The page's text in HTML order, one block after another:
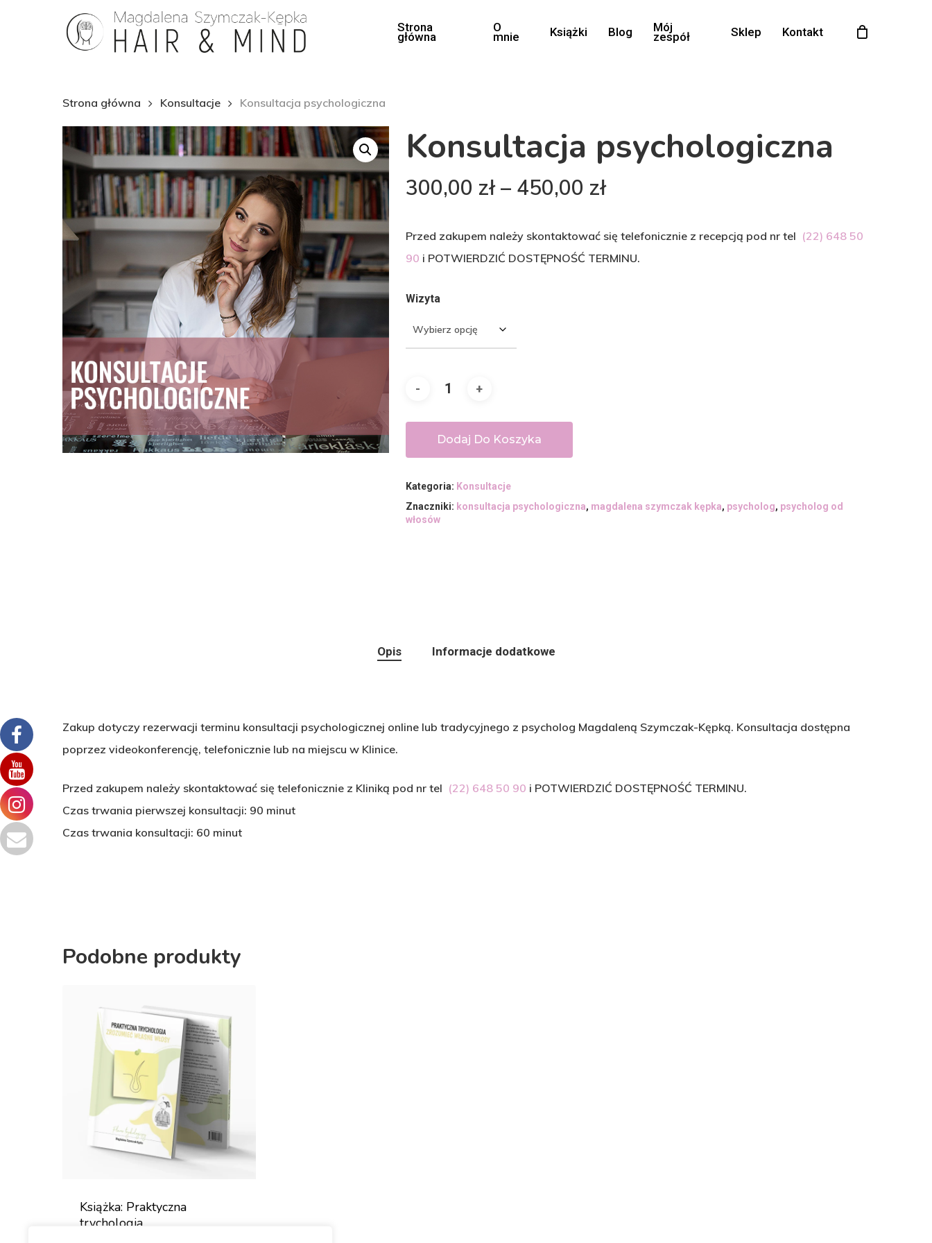
Strona
główna
O
mnie Książki Blog Mój
zespół Sklep Kontakt
Strona główna Konsultacje Konsultacja psychologiczna
Konsultacja psychologiczna
300,00 zł – 450,00 złZakres
od
300,00 zł
do
Przed zakupem należy skontaktować się telefonicznie z recepcją pod nr tel (22) 648 50
90 i POTWIERDZIĆ DOSTĘPNOŚĆ TERMINU.
Wizyta
Dodaj Do Koszyka
Kategoria: Konsultacje
Znaczniki: konsultacja psychologiczna, magdalena szymczak kępka, psycholog, psycholog od
włosów
Opis Informacje dodatkowe
Zakup dotyczy rezerwacji terminu konsultacji psychologicznej online lub tradycyjnego z psycholog Magdaleną Szymczak-Kępką. Konsultacja dostępna
poprzez videokonferencję, telefonicznie lub na miejscu w Klinice.
Przed zakupem należy skontaktować się telefonicznie z Kliniką pod nr tel (22) 648 50 90 i POTWIERDZIĆ DOSTĘPNOŚĆ TERMINU.
Czas trwania pierwszej konsultacji: 90 minut
Czas trwania konsultacji: 60 minut
Podobne produkty
Książka: Praktyczna
trychologia